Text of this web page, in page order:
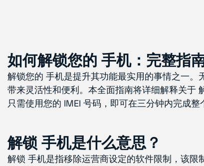
如何解锁您的 手机：完整指
解锁您的 手机是提升其功能最实用的事情之一
带来灵活性和便利。本全面指南将详细解释关于
只需使用您的 IMEI 号码，即可在三分钟内完成整
解锁 手机是什么意思？
解锁 手机是指移除运营商设定的软件限制，该